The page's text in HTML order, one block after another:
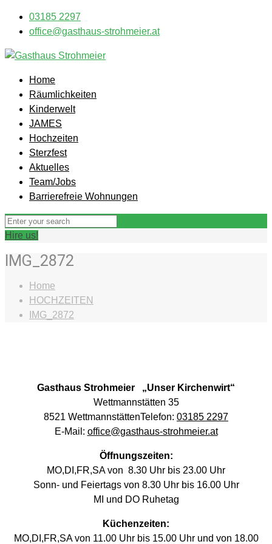
03185 2297
office@gasthaus-strohmeier.at
Home
Räumlichkeiten
Kinderwelt
JAMES
Hochzeiten
Sterzfest
Aktuelles
Team/Jobs
Barrierefreie Wohnungen
Hire us!
IMG_2872
Home
HOCHZEITEN
IMG_2872
Gasthaus Strohmeier „Unser Kirchenwirt“
Wettmannstätten 35
8521 WettmannstättenTelefon: 03185 2297
E-Mail: office@gasthaus-strohmeier.at
Öffnungszeiten:
MO,DI,FR,SA von 8.30 Uhr bis 23.00 Uhr
Sonn- und Feiertags von 8.30 Uhr bis 16.00 Uhr
MI und DO Ruhetag
Küchenzeiten:
MO,DI,FR,SA von 11.00 Uhr bis 15.00 Uhr und von 18.00